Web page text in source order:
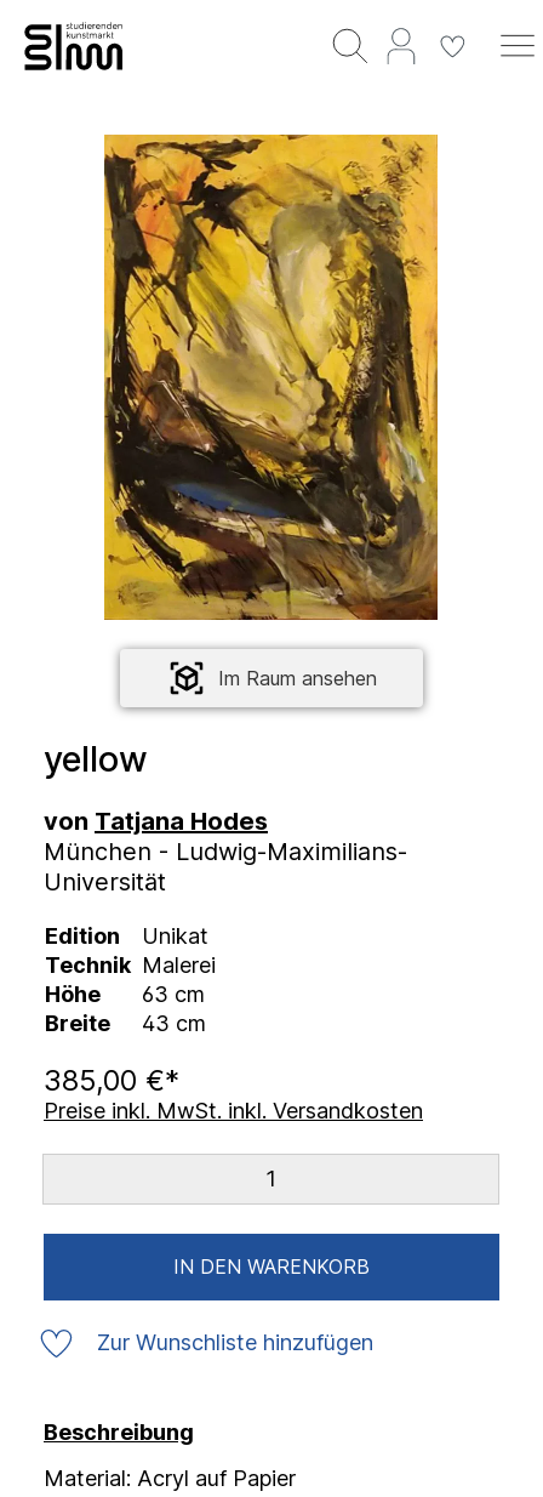
Im Raum ansehen
yellow
von Tatjana Hodes
München - Ludwig-Maximilians-
Universität
Edition
Unikat
Technik Malerei
Höhe
63 cm
Breite
43 cm
385,00 €*
Preise inkl. MwSt. inkl. Versandkosten
IN DEN WARENKORB
Zur Wunschliste hinzufügen
Beschreibung
Material: Acryl auf Papier